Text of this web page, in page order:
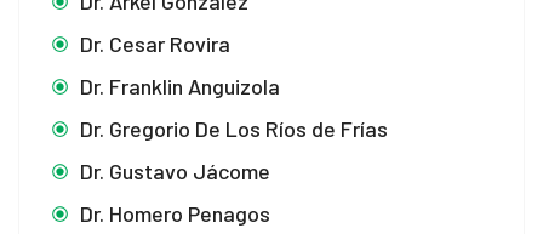
Dr. Cesar Rovira
Dr. Franklin Anguizola
Dr. Gregorio De Los Ríos de Frías
Dr. Gustavo Jácome
Dr. Homero Penagos